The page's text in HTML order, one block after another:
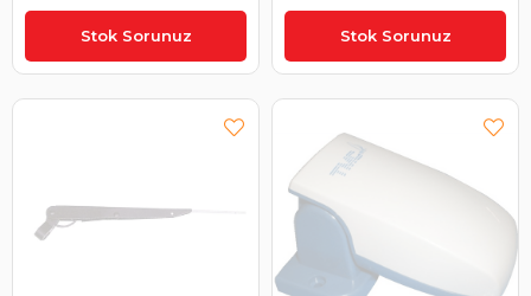
Stok Sorunuz
₺4.628,04 Stok Sorunuz
₺4.055,50